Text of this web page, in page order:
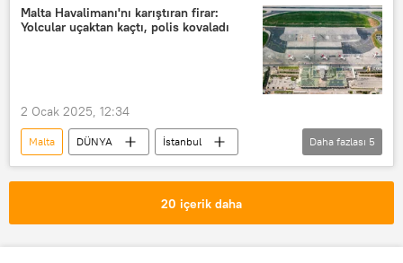
Son dakika
Beykoz
TV8
Mehmet Ali Erbil
Serdar Ortaç
Malta Havalimanı'nı karıştıran firar:
Yolcular uçaktan kaçtı, polis kovaladı
2 Ocak 2025, 12:34
Malta DÜNYA
İstanbul
Marakeş
Uçuş
Kaçak
Daha fazlası 5
20 içerik daha